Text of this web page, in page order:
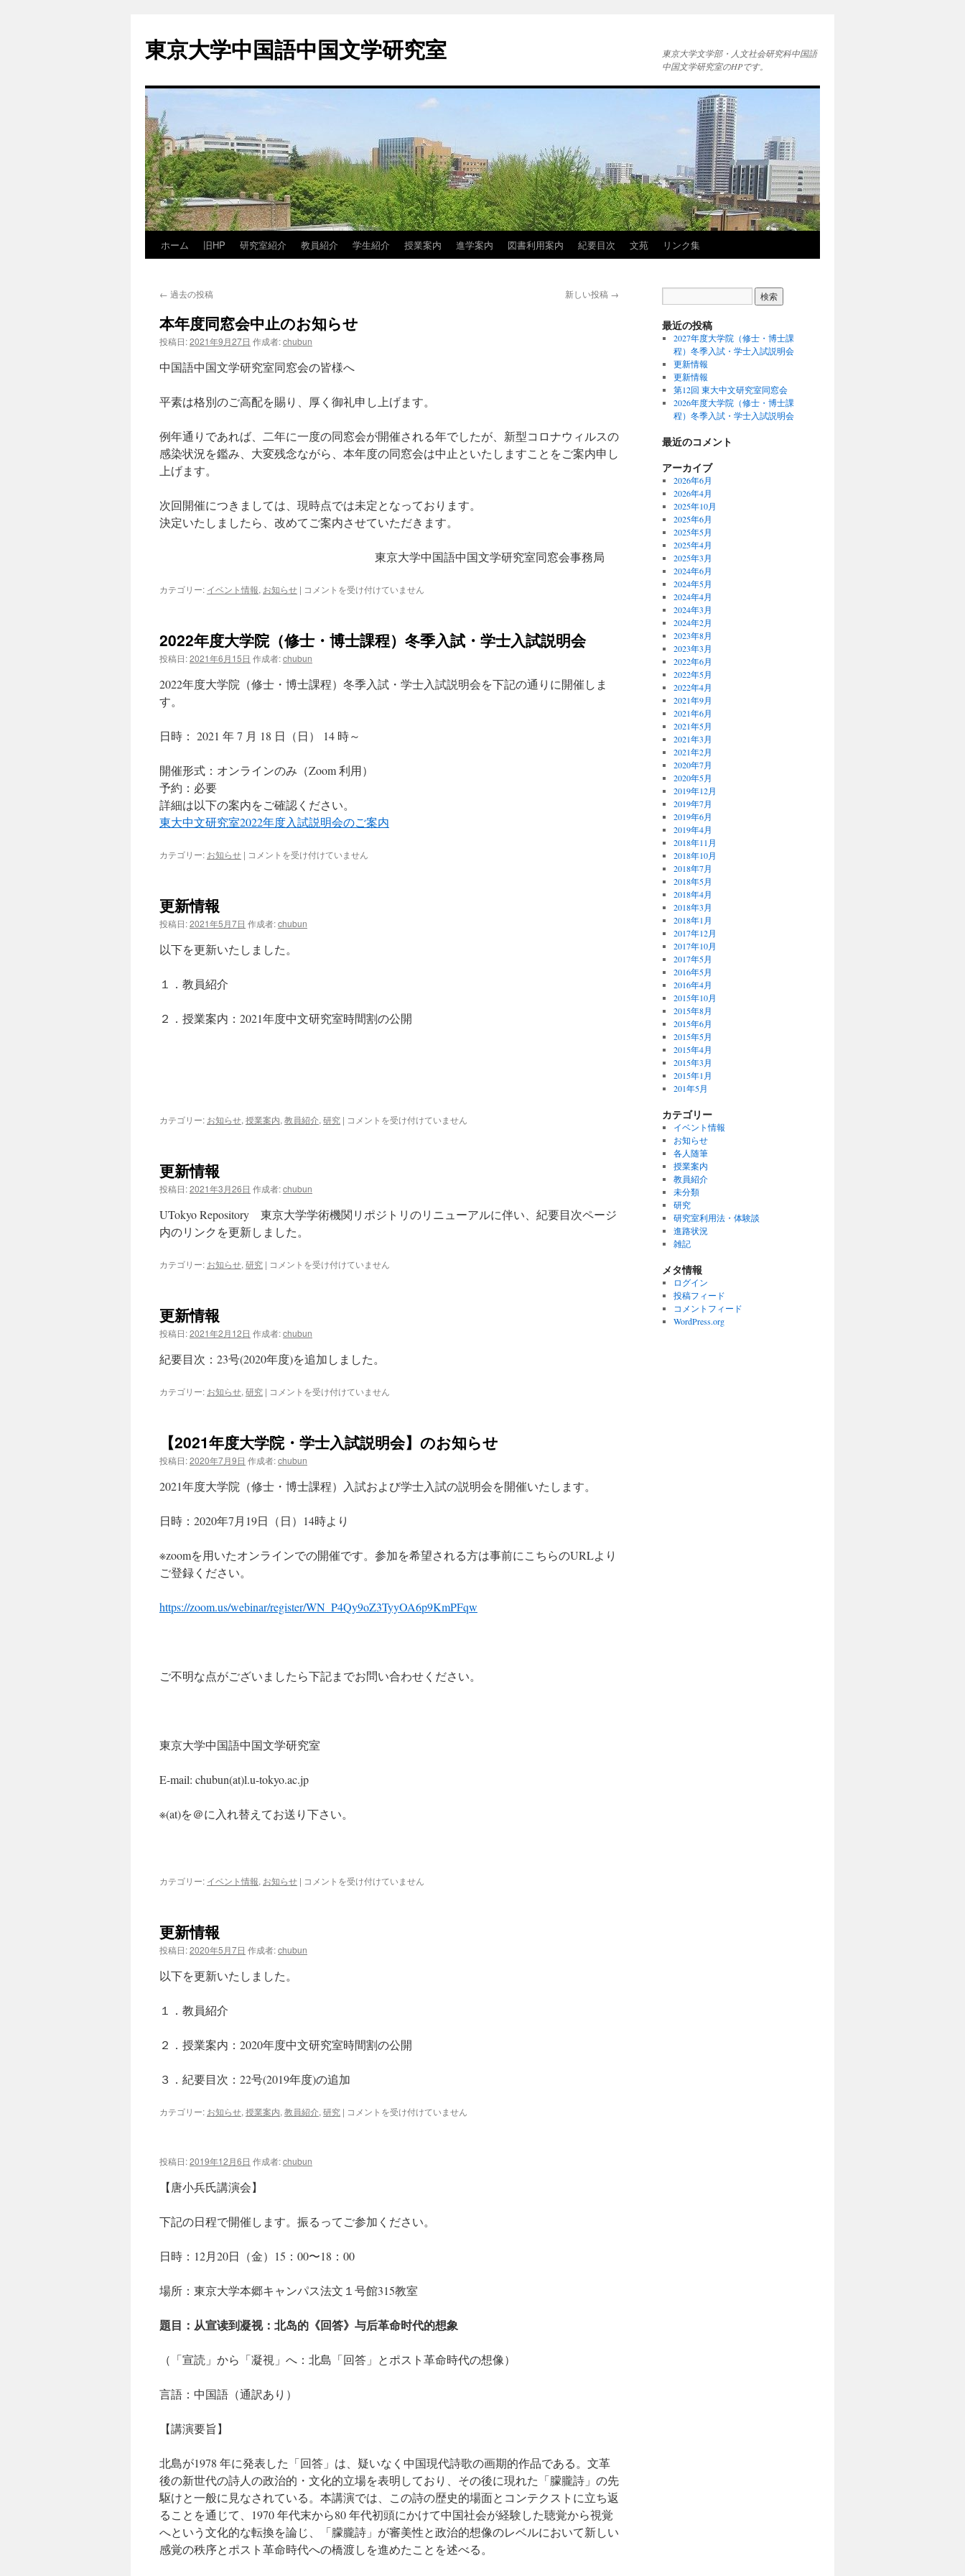
東京大学中国語中国文学研究室
東京大学文学部・人文社会研究科中国語
中国文学研究室のHPです。
ン
キ
ホーム 旧HP 研究室紹介 教員紹介 学生紹介 授業案内 進学案内 図書利用案内 紀要目次 文苑 リンク集
← 過去の投稿 新しい投稿 →
本年度同窓会中止のお知らせ
投稿日:2021年9月27日 作成者:chubun
中国語中国文学研究室同窓会の皆様へ
平素は格別のご高配を賜り、厚く御礼申し上げます。
例年通りであれば、二年に一度の同窓会が開催される年でしたが、新型コロナウィルスの
感染状況を鑑み、大変残念ながら、本年度の同窓会は中止といたしますことをご案内申し
上げます。
次回開催につきましては、現時点では未定となっております。
決定いたしましたら、改めてご案内させていただきます。
東京大学中国語中国文学研究室同窓会事務局
カテゴリー: イベント情報, お知らせ | 本
窓
中
止
の
ら
せ
コメントを受け付けていません
2022年度大学院（修士・博士課程）冬季入試・学士入試説明会
投稿日:2021年6月15日 作成者:chubun
2022年度大学院（修士・博士課程）冬季入試・学士入試説明会を下記の通りに開催しま
す。
日時： 2021 年 7 月 18 日（日） 14 時～
開催形式：オンラインのみ（Zoom 利用）
予約：必要
詳細は以下の案内をご確認ください。
東大中文研究室2022年度入試説明会のご案内
カテゴリー: お知らせ | 2022
院
（修
士・
博
季
明
コメントを受け付けていません
更新情報
投稿日:2021年5月7日 作成者:chubun
以下を更新いたしました。
１．教員紹介
２．授業案内：2021年度中文研究室時間割の公開
カテゴリー: お知らせ, 授業案内, 教員紹介, 研究 | 更
コメントを受け付けていません
更新情報
投稿日:2021年3月26日 作成者:chubun
UTokyo Repository 東京大学学術機関リポジトリのリニューアルに伴い、紀要目次ページ
内のリンクを更新しました。
カテゴリー: お知らせ, 研究 | 更
コメントを受け付けていません
更新情報
投稿日:2021年2月12日 作成者:chubun
紀要目次：23号(2020年度)を追加しました。
カテゴリー: お知らせ, 研究 | 更
は
コメントを受け付けていません
【2021年度大学院・学士入試説明会】のお知らせ
投稿日:2020年7月9日 作成者:chubun
2021年度大学院（修士・博士課程）入試および学士入試の説明会を開催いたします。
日時：2020年7月19日（日）14時より
※zoomを用いたオンラインでの開催です。参加を希望される方は事前にこちらのURLより
ご登録ください。
https://zoom.us/webinar/register/WN_P4Qy9oZ3TyyOA6p9KmPFqw
ご不明な点がございましたら下記までお問い合わせください。
東京大学中国語中国文学研究室
E-mail: chubun(at)l.u-tokyo.ac.jp
※(at)を＠に入れ替えてお送り下さい。
カテゴリー: イベント情報, お知らせ | 【2021
学
の
知
ら
は
コメントを受け付けていません
更新情報
投稿日:2020年5月7日 作成者:chubun
以下を更新いたしました。
１．教員紹介
２．授業案内：2020年度中文研究室時間割の公開
３．紀要目次：22号(2019年度)の追加
カテゴリー: お知らせ, 授業案内, 教員紹介, 研究 | 更
コメントを受け付けていません
投稿日:2019年12月6日 作成者:chubun
【唐小兵氏講演会】
下記の日程で開催します。振るってご参加ください。
日時：12月20日（金）15：00〜18：00
場所：東京大学本郷キャンパス法文１号館315教室
題目：从宣读到凝视：北岛的《回答》与后革命时代的想象
（「宣読」から「凝視」へ：北島「回答」とポスト革命時代の想像）
言語：中国語（通訳あり）
【講演要旨】
北島が1978 年に発表した「回答」は、疑いなく中国現代詩歌の画期的作品である。文革
後の新世代の詩人の政治的・文化的立場を表明しており、その後に現れた「朦朧詩」の先
駆けと一般に見なされている。本講演では、この詩の歴史的場面とコンテクストに立ち返
ることを通じて、1970 年代末から80 年代初頭にかけて中国社会が経験した聴覚から視覚
へという文化的な転換を論じ、「朦朧詩」が審美性と政治的想像のレベルにおいて新しい
感覚の秩序とポスト革命時代への橋渡しを進めたことを述べる。
最近の投稿
2027年度大学院（修士・博士課
程）冬季入試・学士入試説明会
更新情報
更新情報
第12回 東大中文研究室同窓会
2026年度大学院（修士・博士課
程）冬季入試・学士入試説明会
最近のコメント
アーカイブ
2026年6月
2026年4月
2025年10月
2025年6月
2025年5月
2025年4月
2025年3月
2024年6月
2024年5月
2024年4月
2024年3月
2024年2月
2023年8月
2023年3月
2022年6月
2022年5月
2022年4月
2021年9月
2021年6月
2021年5月
2021年3月
2021年2月
2020年7月
2020年5月
2019年12月
2019年7月
2019年6月
2019年4月
2018年11月
2018年10月
2018年7月
2018年5月
2018年4月
2018年3月
2018年1月
2017年12月
2017年10月
2017年5月
2016年5月
2016年4月
2015年10月
2015年8月
2015年6月
2015年5月
2015年4月
2015年3月
2015年1月
201年5月
カテゴリー
イベント情報
お知らせ
各人随筆
授業案内
教員紹介
未分類
研究
研究室利用法・体験談
進路状況
雑記
メタ情報
ログイン
投稿フィード
コメントフィード
WordPress.org